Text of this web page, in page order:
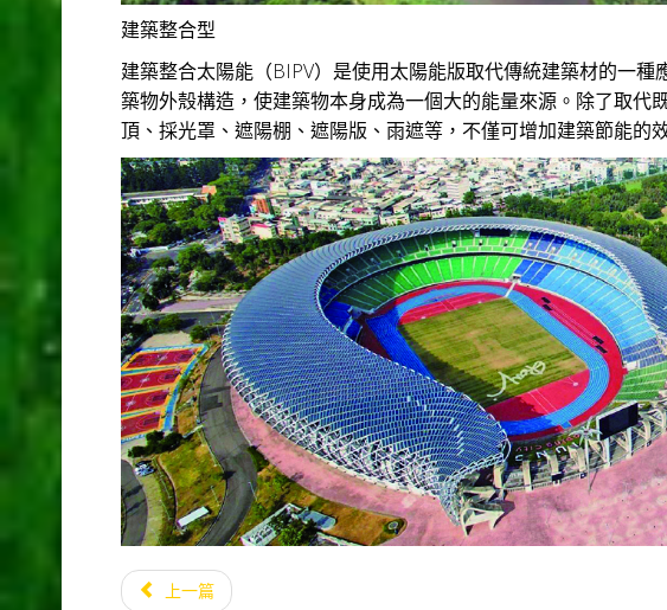
建築整合型
建築整合太陽能（BIPV）是使用太陽能版取代傳統建築材的一
築物外殼構造，使建築物本身成為一個大的能量來源。除了取代
頂、採光罩、遮陽棚、遮陽版、雨遮等，不僅可增加建築節能的
上一篇